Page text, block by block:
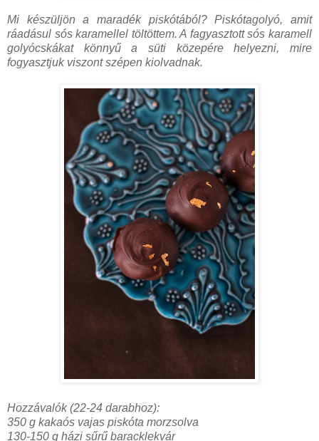
Mi készüljön a maradék piskótából? Piskótagolyó, amit
ráadásul sós karamellel töltöttem. A fagyasztott sós karamell
golyócskákat könnyű a süti közepére helyezni, mire
fogyasztjuk viszont szépen kiolvadnak.
Hozzávalók (22-24 darabhoz):
350 g kakaós vajas piskóta morzsolva
130-150 g házi sűrű baracklekvár